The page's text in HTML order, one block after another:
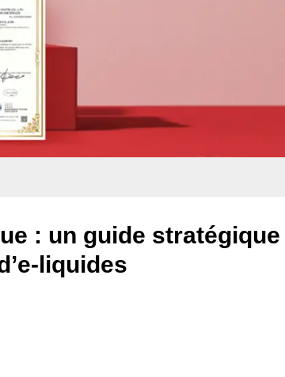
: un guide stratégique
liquides